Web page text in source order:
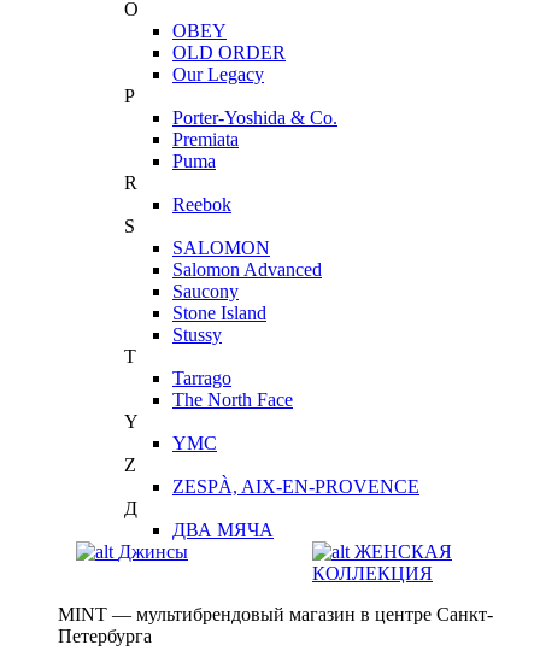
O
OBEY
OLD ORDER
Our Legacy
P
Porter-Yoshida & Co.
Premiata
Puma
R
Reebok
S
SALOMON
Salomon Advanced
Saucony
Stone Island
Stussy
T
Tarrago
The North Face
Y
YMC
Z
ZESPÀ, AIX-EN-PROVENCE
Д
ДВА МЯЧА
Джинсы
ЖЕНСКАЯ
КОЛЛЕКЦИЯ
MINT — мультибрендовый магазин в центре Санкт-
Петербурга